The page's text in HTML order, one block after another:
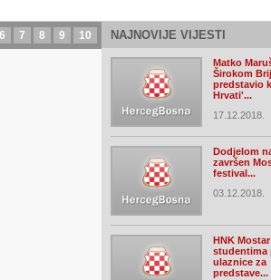
10
9
8
7
6
“Napredak”
u Viteškom
NAJNOVIJE VIJESTI
Matko
Širokom
predstavio
Hrvati'...
17.12.2018.
Dodjelom
završen
festival...
03.12.2018.
HNK Mostar
studentima
ulaznice za
predstave...